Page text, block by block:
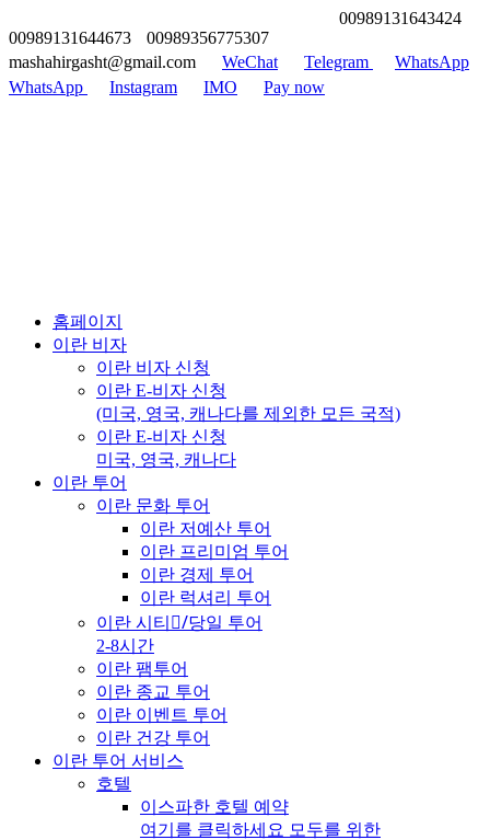
00989131643424
00989131644673
00989356775307
mashahirgasht@gmail.com
WeChat Telegram
WhatsApp
WhatsApp
Instagram IMO Pay now
홈페이지
이란 비자
이란 비자 신청
이란 E-비자 신청
(미국, 영국, 캐나다를 제외한 모든 국적)
이란 E-비자 신청
미국, 영국, 캐나다
이란 투어
이란 문화 투어
이란 저예산 투어
이란 프리미엄 투어
이란 경제 투어
이란 럭셔리 투어
이란 시티/ِ당일 투어
2-8시간
이란 팸투어
이란 종교 투어
이란 이벤트 투어
이란 건강 투어
이란 투어 서비스
호텔
이스파한 호텔 예약
여기를 클릭하세요 모두를 위한